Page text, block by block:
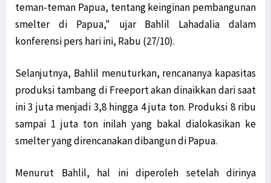
teman-teman Papua, tentang keinginan pembangunan
smelter di Papua," ujar Bahlil Lahadalia dalam
konferensi pers hari ini, Rabu (27/10).
Selanjutnya, Bahlil menuturkan, rencananya kapasitas
produksi tambang di Freeport akan dinaikkan dari saat
ini 3 juta menjadi 3,8 hingga 4 juta ton. Produksi 8 ribu
sampai 1 juta ton inilah yang bakal dialokasikan ke
smelter yang direncanakan dibangun di Papua.
Menurut Bahlil, hal ini diperoleh setelah dirinya